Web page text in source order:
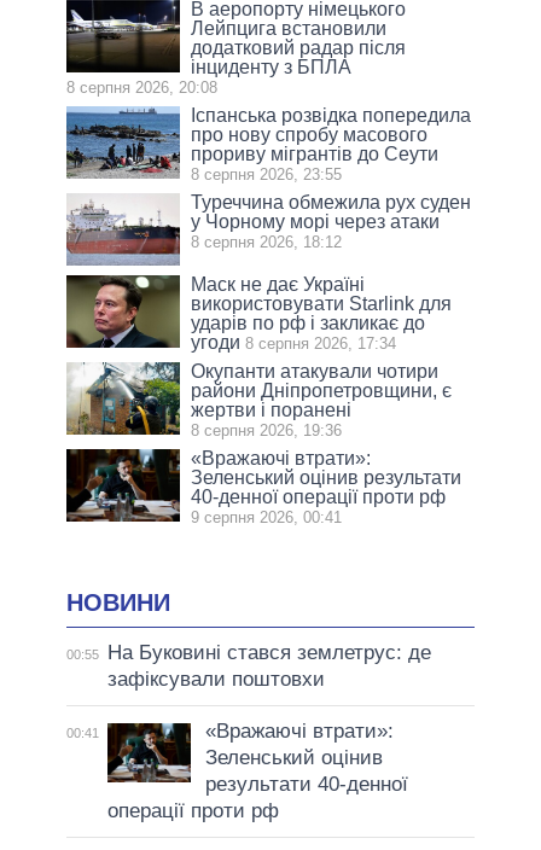
В аеропорту німецького
Лейпцига встановили
додатковий радар після
інциденту з БПЛА
8 серпня 2026, 20:08
Іспанська розвідка попередила
про нову спробу масового
прориву мігрантів до Сеути
8 серпня 2026, 23:55
Туреччина обмежила рух суден
у Чорному морі через атаки
8 серпня 2026, 18:12
Маск не дає Україні
використовувати Starlink для
ударів по рф і закликає до
угоди 8 серпня 2026, 17:34
Окупанти атакували чотири
райони Дніпропетровщини, є
жертви і поранені
8 серпня 2026, 19:36
«Вражаючі втрати»:
Зеленський оцінив результати
40-денної операції проти рф
9 серпня 2026, 00:41
НОВИНИ
00:55
На Буковині стався землетрус: де
зафіксували поштовхи
00:41
«Вражаючі втрати»:
Зеленський оцінив
результати 40-денної
операції проти рф